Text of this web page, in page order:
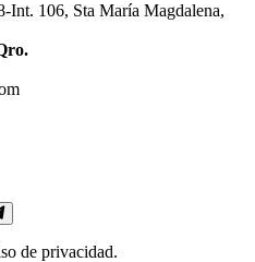
Int. 106, Sta María Magdalena,
de privacidad.